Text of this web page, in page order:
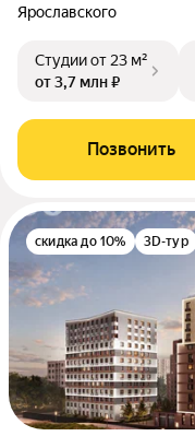
Ярославского
Студииот 23 м²
от 3,7 млн ₽
Позвонить
скидка до 10% 3D-тур